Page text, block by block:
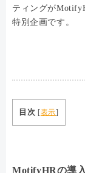
ティングが
特別企画です。
目次 [表示]
MotifyHRの導